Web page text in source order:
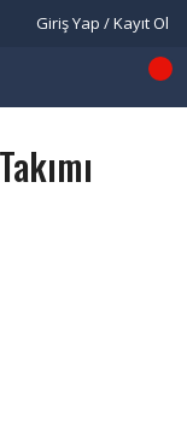
Giriş Yap / Kayıt Ol